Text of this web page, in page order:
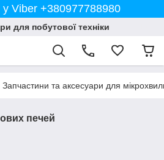
у Viber +380977788980
для побутової техніки
Запчастини та аксесуари для
печей